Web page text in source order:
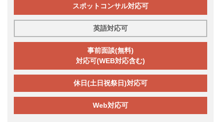
スポットコンサル対応可
英語対応可
事前面談(無料)
対応可(WEB対応含む)
休日(土日祝祭日)対応可
Web対応可